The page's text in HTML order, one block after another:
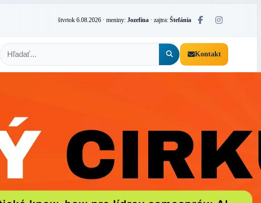
štvrtok 6.08.2026 · meniny: Jozefína · zajtra: Štefánia
Kontakt